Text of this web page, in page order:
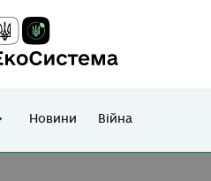
Новини Війна